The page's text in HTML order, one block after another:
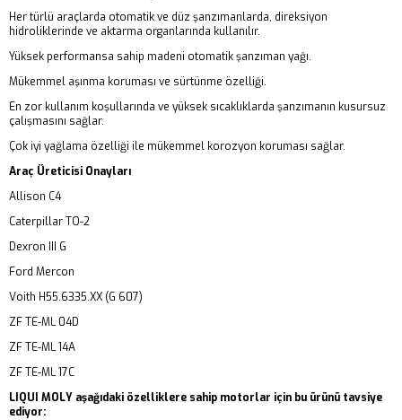
Her türlü araçlarda otomatik ve düz şanzımanlarda, direksiyon
hidroliklerinde ve aktarma organlarında kullanılır.
Yüksek performansa sahip madeni otomatik şanzıman yağı.
Mükemmel aşınma koruması ve sürtünme özelliği.
En zor kullanım koşullarında ve yüksek sıcaklıklarda şanzımanın kusursuz
çalışmasını sağlar.
Çok iyi yağlama özelliği ile mükemmel korozyon koruması sağlar.
Araç Üreticisi Onayları
Allison C4
Caterpillar TO-2
Dexron III G
Ford Mercon
Voith H55.6335.XX (G 607)
ZF TE-ML 04D
ZF TE-ML 14A
ZF TE-ML 17C
LIQUI MOLY aşağıdaki özelliklere sahip motorlar için bu ürünü tavsiye
ediyor: